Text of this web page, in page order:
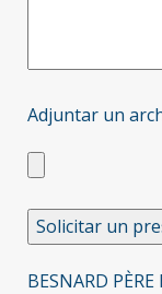
Adjuntar un
BESNARD PÈRE